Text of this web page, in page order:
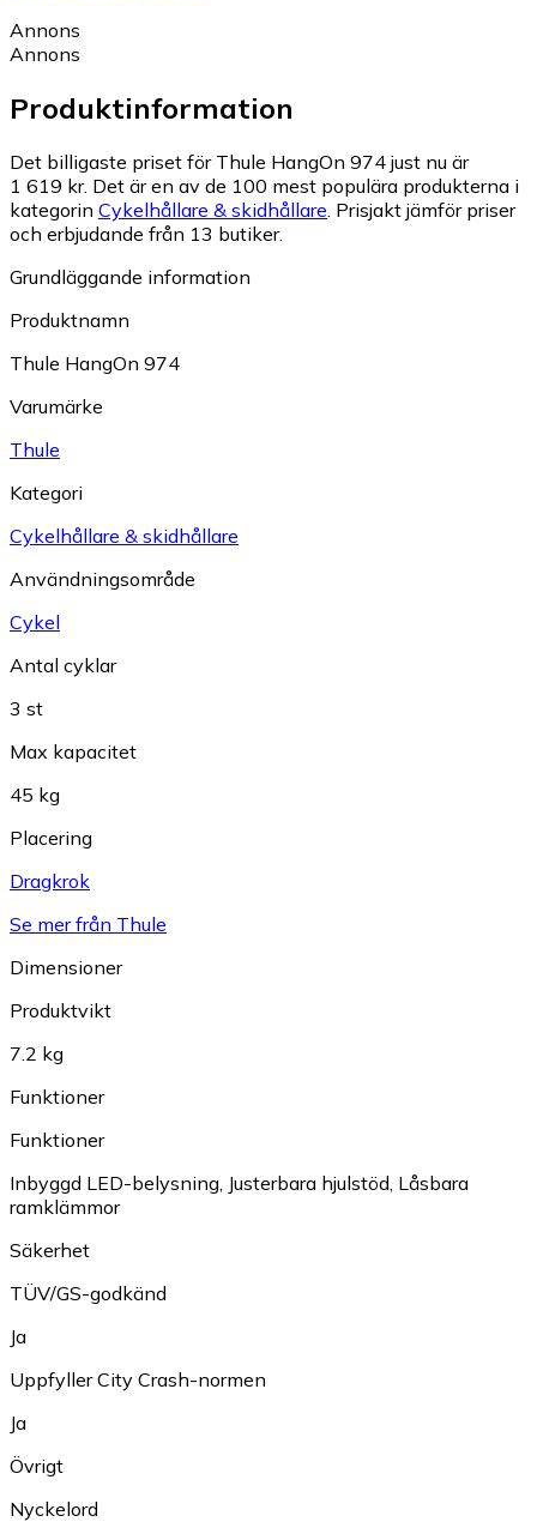
Annons
Annons
Produktinformation
Det billigaste priset för Thule HangOn 974 just nu är
1 619 kr. Det är en av de 100 mest populära produkterna i
kategorin Cykelhållare & skidhållare Prisjakt jämför priser
och erbjudande från 13 butiker.
Grundläggande information
Produktnamn
Thule HangOn 974
Varumärke
Thule
Kategori
Cykelhållare & skidhållare
Användningsområde
Cykel
Antal cyklar
3 st
Max kapacitet
45 kg
Placering
Dragkrok
Se mer från Thule
Dimensioner
Produktvikt
7.2 kg
Funktioner
Funktioner
Inbyggd LED-belysning Justerbara hjulstöd Låsbara
ramklämmor
Säkerhet
TÜV/GS-godkänd
Ja
Uppfyller City Crash-normen
Ja
Övrigt
Nyckelord